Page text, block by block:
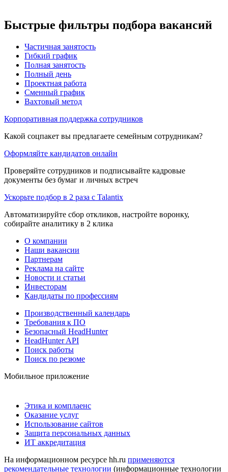
Быстрые фильтры подбора вакансий
Частичная занятость
Гибкий график
Полная занятость
Полный день
Проектная работа
Сменный график
Вахтовый метод
Корпоративная поддержка сотрудников
Какой соцпакет вы предлагаете семейным сотрудникам?
Оформляйте кандидатов онлайн
Проверяйте сотрудников и подписывайте кадровые
документы без бумаг и личных встреч
Ускорьте подбор в 2 раза с Talantix
Автоматизируйте сбор откликов, настройте воронку,
собирайте аналитику в 2 клика
О компании
Наши вакансии
Партнерам
Реклама на сайте
Новости и статьи
Инвесторам
Кандидаты по профессиям
Производственный календарь
Требования к ПО
Безопасный HeadHunter
HeadHunter API
Поиск работы
Поиск по резюме
Мобильное приложение
Этика и комплаенс
Оказание услуг
Использование сайтов
Защита персональных данных
ИТ аккредитация
На информационном ресурсе hh.ru применяются
рекомендательные технологии (информационные технологии